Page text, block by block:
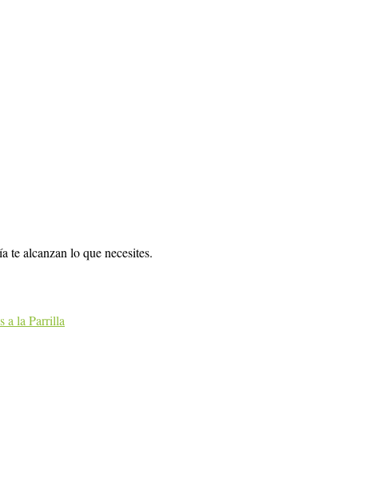
te alcanzan lo que necesites.
a la Parrilla